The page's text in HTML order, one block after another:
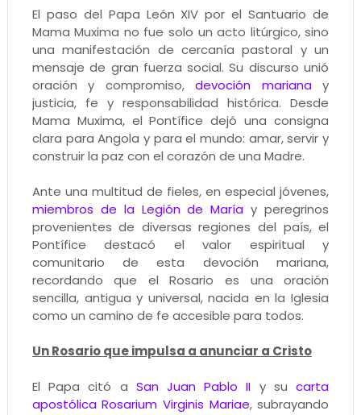
El paso del Papa León XIV por el Santuario de
Mama Muxima no fue solo un acto litúrgico, sino
una manifestación de cercanía pastoral y un
mensaje de gran fuerza social. Su discurso unió
oración y compromiso,devoción marianay
justicia, fe y responsabilidad histórica. Desde
Mama Muxima, el Pontífice dejó una consigna
clara para Angola y para el mundo: amar, servir y
construir la paz con el corazón de una Madre.
Ante una multitud de fieles, en especial jóvenes,
miembros de la Legión de María y peregrinos
provenientes de diversas regiones del país, el
Pontífice destacó el valor espiritual y
comunitario de esta devoción mariana,
recordando que el Rosario es una oración
sencilla, antigua y universal, nacida en la Iglesia
como un camino de fe accesible para todos.
Un Rosario que impulsa a anunciar a Cristo
El Papa citó a San Juan Pablo II y sucarta
apostólica Rosarium Virginis Mariae, subrayando